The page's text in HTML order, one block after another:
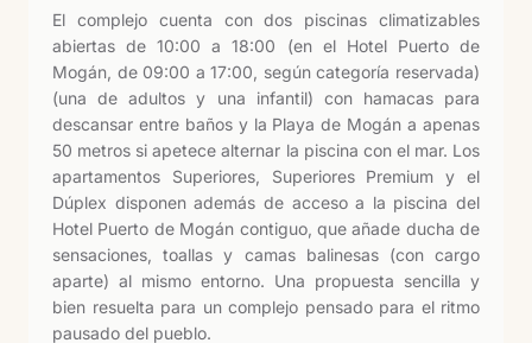
El complejo cuenta con dos piscinas climatizables
abiertas de 10:00 a 18:00 (en el Hotel Puerto de
Mogán, de 09:00 a 17:00, según categoría reservada)
(una de adultos y una infantil) con hamacas para
descansar entre baños y la Playa de Mogán a apenas
50 metros si apetece alternar la piscina con el mar. Los
apartamentos Superiores, Superiores Premium y el
Dúplex disponen además de acceso a la piscina del
Hotel Puerto de Mogán contiguo, que añade ducha de
sensaciones, toallas y camas balinesas (con cargo
aparte) al mismo entorno. Una propuesta sencilla y
bien resuelta para un complejo pensado para el ritmo
pausado del pueblo.